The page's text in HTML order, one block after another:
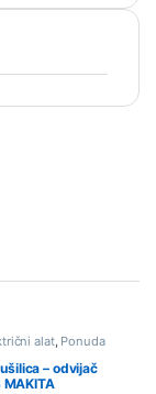
alat, Ponuda
– odvijač